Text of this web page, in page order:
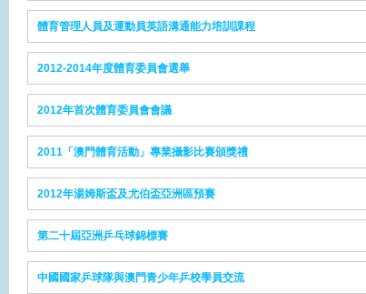
體育管理人員及運動員英語溝通能力培訓課程
2012-2014年度體育委員會選舉
2012年首次體育委員會會議
2011「澳門體育活動」專業攝影比賽頒獎禮
2012年湯姆斯盃及尤伯盃亞洲區預賽
第二十屆亞洲乒乓球錦標賽
中國國家乒球隊與澳門青少年乒校學員交流